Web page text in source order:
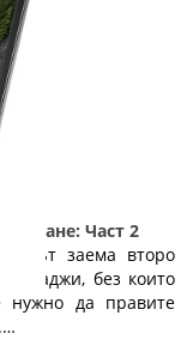
Част 2
заема второ
джаджи, без които
да правите